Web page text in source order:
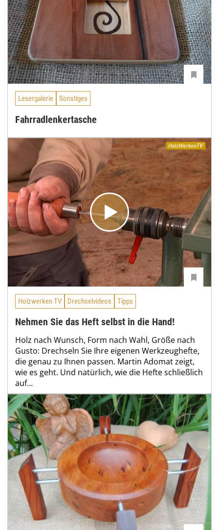
Lesergalerie Sonstiges
Fahrradlenkertasche
Holzwerken TV Drechselvideos Tipps
Nehmen Sie das Heft selbst in die Hand!
Holz nach Wunsch, Form nach Wahl, Größe nach
Gusto: Drechseln Sie Ihre eigenen Werkzeughefte,
die genau zu Ihnen passen. Martin Adomat zeigt,
wie es geht. Und natürlich, wie die Hefte schließlich
auf...